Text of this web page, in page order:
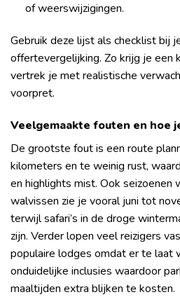
of weerswijzigingen.
Gebruik deze lijst als checklist bij
offertevergelijking. Zo krijg je een
vertrek je met realistische
voorpret.
Veelgemaakte fouten en hoe
De grootste fout is een route
kilometers en te weinig rust,
en highlights mist. Ook seizoenen
walvissen zie je vooral juni tot
terwijl safari’s in de droge
zijn. Verder lopen veel reizigers
populaire lodges omdat er te laat
onduidelijke inclusies waardoor
maaltijden extra blijken te kosten.